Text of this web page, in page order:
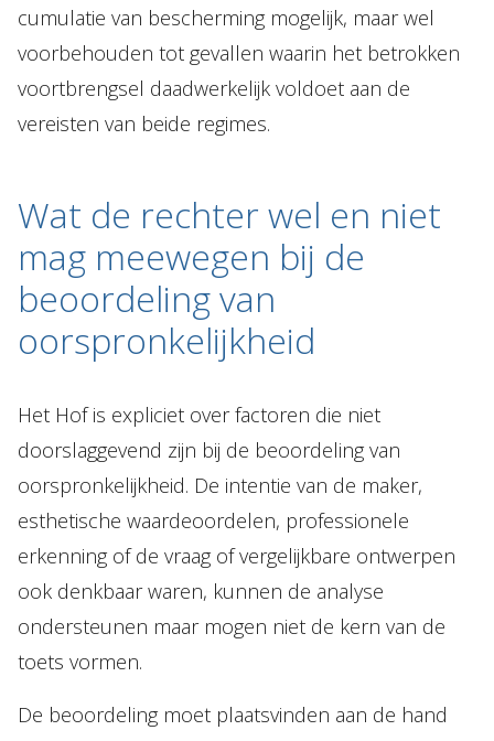
cumulatie van bescherming mogelijk, maar wel
voorbehouden tot gevallen waarin het betrokken
voortbrengsel daadwerkelijk voldoet aan de
vereisten van beide regimes.
Wat de rechter wel en niet
mag meewegen bij de
beoordeling van
oorspronkelijkheid
Het Hof is expliciet over factoren die niet
doorslaggevend zijn bij de beoordeling van
oorspronkelijkheid. De intentie van de maker,
esthetische waardeoordelen, professionele
erkenning of de vraag of vergelijkbare ontwerpen
ook denkbaar waren, kunnen de analyse
ondersteunen maar mogen niet de kern van de
toets vormen.
De beoordeling moet plaatsvinden aan de hand